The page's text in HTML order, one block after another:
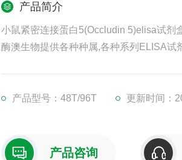
产品简介
小鼠紧密连接蛋白5(Occludin 5)elisa试剂
酶澳生物提供各种种属,各种系列ELISA试
产品型号：48T/96T
更新时间：
产品咨询